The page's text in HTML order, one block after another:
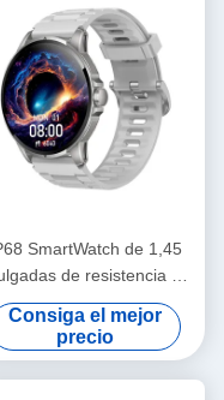
SmartWatch de 1,45
de resistencia al
agua Bluetooth llamada
con pantalla HD
Consiga el mejor
precio